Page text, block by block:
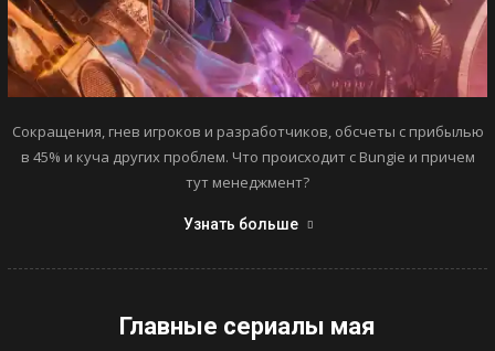
Сокращения, гнев игроков и разработчиков, обсчеты с прибылью
в 45% и куча других проблем. Что происходит с Bungie и причем
тут менеджмент?
Узнать больше
Главные сериалы мая